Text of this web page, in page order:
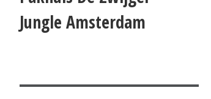
Jungle Amsterdam